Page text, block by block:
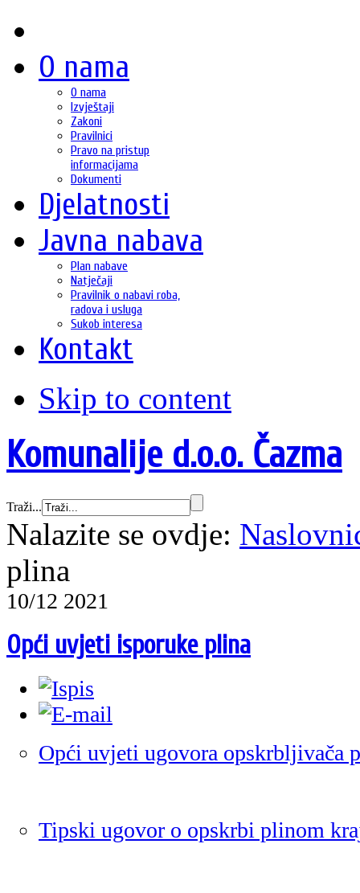
O nama
O nama
Izvještaji
Zakoni
Pravilnici
Pravo na pristup
informacijama
Dokumenti
Djelatnosti
Javna nabava
Plan nabave
Natječaji
Pravilnik o nabavi roba,
radova i usluga
Sukob interesa
Kontakt
Skip to content
Komunalije d.o.o. Čazma
Traži...
Nalazite se ovdje:
plina
10/12 2021
Opći uvjeti isporuke plina
Opći uvjeti ugovora opskrbljivača
Tipski ugovor o opskrbi plinom